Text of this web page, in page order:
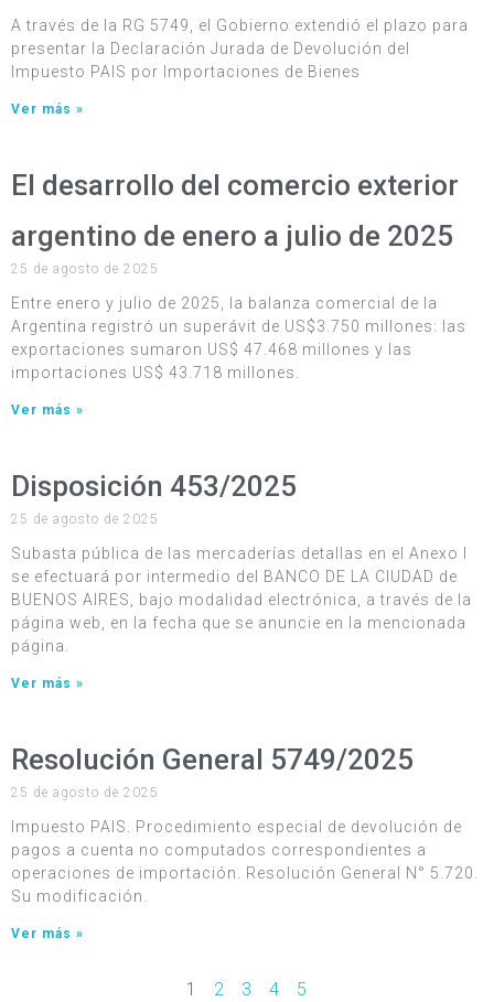
A través de la RG 5749, el Gobierno extendió el plazo para
presentar la Declaración Jurada de Devolución del
Impuesto PAIS por Importaciones de Bienes
Ver más »
El desarrollo del comercio exterior
argentino de enero a julio de 2025
25 de agosto de 2025
Entre enero y julio de 2025, la balanza comercial de la
Argentina registró un superávit de US$3.750 millones: las
exportaciones sumaron US$ 47.468 millones y las
importaciones US$ 43.718 millones.
Ver más »
Disposición 453/2025
25 de agosto de 2025
Subasta pública de las mercaderías detallas en el Anexo I
se efectuará por intermedio del BANCO DE LA CIUDAD de
BUENOS AIRES, bajo modalidad electrónica, a través de la
página web, en la fecha que se anuncie en la mencionada
página.
Ver más »
Resolución General 5749/2025
25 de agosto de 2025
Impuesto PAIS. Procedimiento especial de devolución de
pagos a cuenta no computados correspondientes a
operaciones de importación. Resolución General N° 5.720.
Su modificación.
Ver más »
1 2 3 4 5